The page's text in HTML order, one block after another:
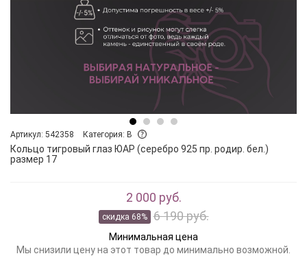
Артикул: 542358 Категория: B
Кольцо тигровый глаз ЮАР (серебро 925 пр. родир. бел.)
размер 17
2 000 руб.
скидка 68% 6 190 руб.
Минимальная цена
Мы снизили цену на этот товар до минимально возможной.